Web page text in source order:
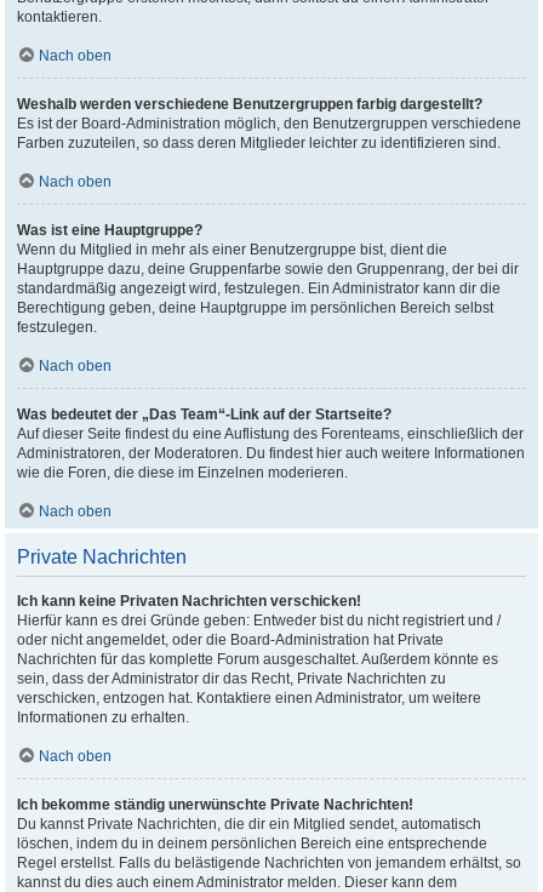
kontaktieren.
Nach oben
Weshalb werden verschiedene Benutzergruppen farbig dargestellt?
Es ist der Board-Administration möglich, den Benutzergruppen verschiedene
Farben zuzuteilen, so dass deren Mitglieder leichter zu identifizieren sind.
Nach oben
Was ist eine Hauptgruppe?
Wenn du Mitglied in mehr als einer Benutzergruppe bist, dient die
Hauptgruppe dazu, deine Gruppenfarbe sowie den Gruppenrang, der bei dir
standardmäßig angezeigt wird, festzulegen. Ein Administrator kann dir die
Berechtigung geben, deine Hauptgruppe im persönlichen Bereich selbst
festzulegen.
Nach oben
Was bedeutet der „Das Team“-Link auf der Startseite?
Auf dieser Seite findest du eine Auflistung des Forenteams, einschließlich der
Administratoren, der Moderatoren. Du findest hier auch weitere Informationen
wie die Foren, die diese im Einzelnen moderieren.
Nach oben
Private Nachrichten
Ich kann keine Privaten Nachrichten verschicken!
Hierfür kann es drei Gründe geben: Entweder bist du nicht registriert und /
oder nicht angemeldet, oder die Board-Administration hat Private
Nachrichten für das komplette Forum ausgeschaltet. Außerdem könnte es
sein, dass der Administrator dir das Recht, Private Nachrichten zu
verschicken, entzogen hat. Kontaktiere einen Administrator, um weitere
Informationen zu erhalten.
Nach oben
Ich bekomme ständig unerwünschte Private Nachrichten!
Du kannst Private Nachrichten, die dir ein Mitglied sendet, automatisch
löschen, indem du in deinem persönlichen Bereich eine entsprechende
Regel erstellst. Falls du belästigende Nachrichten von jemandem erhältst, so
kannst du dies auch einem Administrator melden. Dieser kann dem